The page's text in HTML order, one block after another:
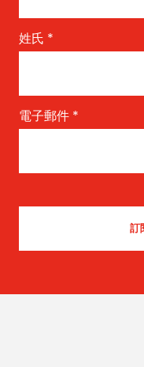
姓氏 *
電子郵件 *